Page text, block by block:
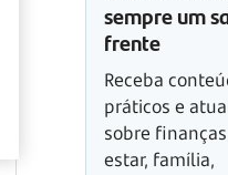
sempre um
frente
Receba
práticos e
sobre
estar, família,